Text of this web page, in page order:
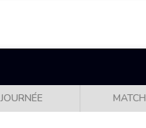
JOURNÉE MATCH